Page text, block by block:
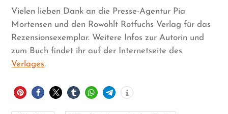
Vielen lieben Dank an die Presse-Agentur Pia
Mortensen und den Rowohlt Rotfuchs Verlag für das
Rezensionsexemplar. Weitere Infos zur Autorin und
zum Buch findet ihr auf der Internetseite des
Verlages.